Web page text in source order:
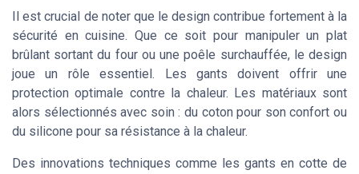
Il est crucial de noter que le design contribue fortement à la
sécurité en cuisine. Que ce soit pour manipuler un plat
brûlant sortant du four ou une poêle surchauffée, le design
joue un rôle essentiel. Les gants doivent offrir une
protection optimale contre la chaleur. Les matériaux sont
alors sélectionnés avec soin : du coton pour son confort ou
du silicone pour sa résistance à la chaleur.
Des innovations techniques comme les gants en cotte de